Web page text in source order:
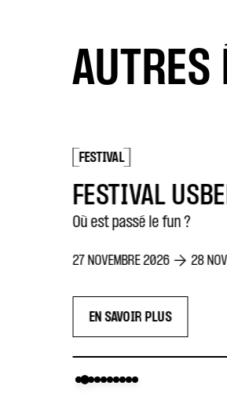
AUTRES
FESTIVAL
FESTIVAL
Où est passé le fun ?
27 NOVEMBRE 2026 28
EN SAVOIR PLUS